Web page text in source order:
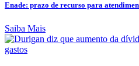
Enade: prazo de recurso para
Saiba Mais